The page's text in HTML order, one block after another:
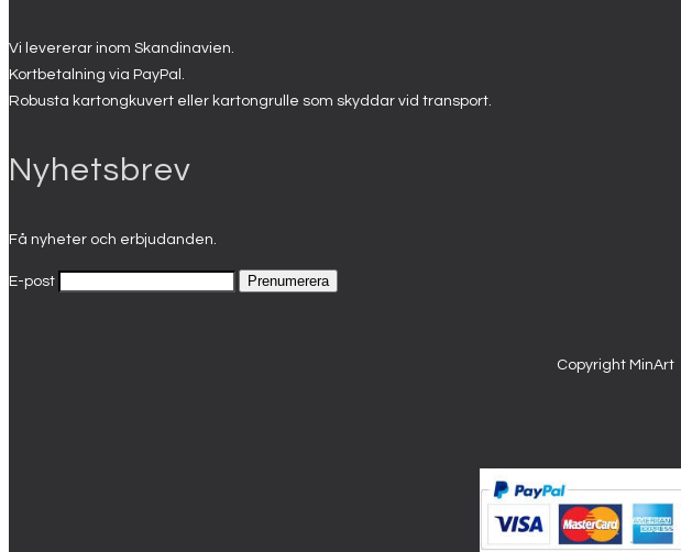
Vi levererar inom Skandinavien.
Kortbetalning via PayPal.
Robusta kartongkuvert eller kartongrulle som skyddar vid transport.
Nyhetsbrev
Få nyheter och erbjudanden.
E-post
Copyright MinArt